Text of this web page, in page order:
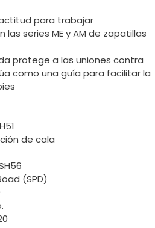
para trabajar
series ME y AM de zapatillas
protege a las uniones contra
como una guía para facilitar la
de cala
(SPD)